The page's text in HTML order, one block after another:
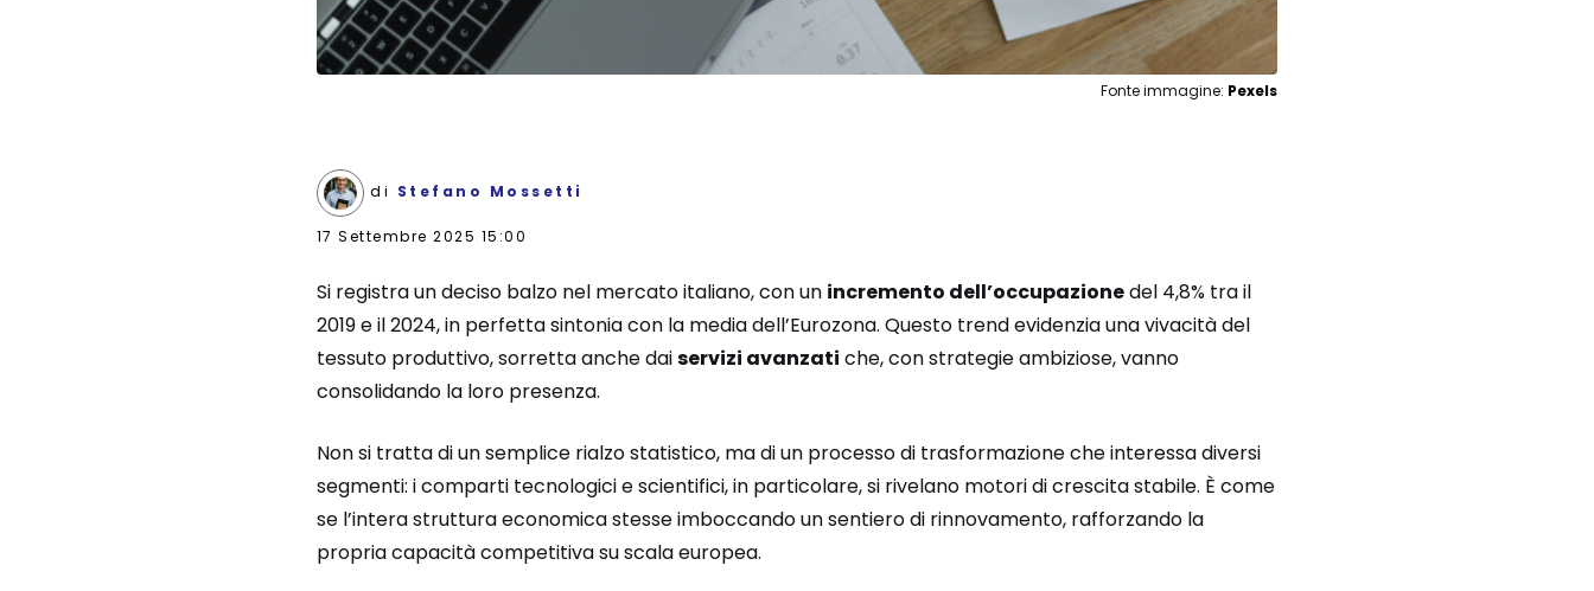
Fonte immagine: Pexels
di Stefano Mossetti
17 Settembre 2025 15:00
Si registra un deciso balzo nel mercato italiano, con un incremento dell’occupazionedel 4,8% tra il
2019 e il 2024, in perfetta sintonia con la media dell’Eurozona. Questo trend evidenzia una vivacità del
tessuto produttivo, sorretta anche daiservizi avanzati che, con strategie ambiziose, vanno
consolidando la loro presenza.
Non si tratta di un semplice rialzo statistico, ma di un processo di trasformazione che interessa diversi
segmenti: i comparti tecnologici e scientifici, in particolare, si rivelano motori di crescita stabile. È come
se l’intera struttura economica stesse imboccando un sentiero di rinnovamento, rafforzando la
propria capacità competitiva su scala europea.